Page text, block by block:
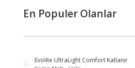
En Populer Olanlar
Evolite UltraLight Comfort Katlanır